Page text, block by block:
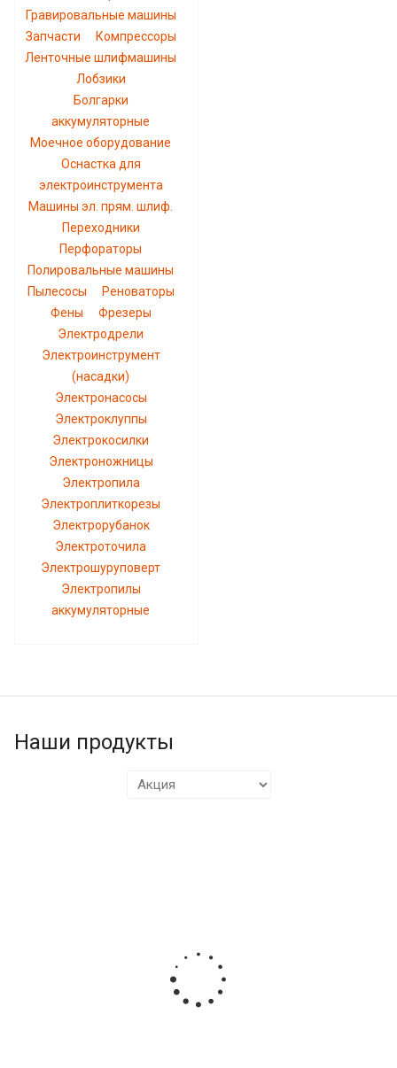
Гравировальные машины
Запчасти
Компрессоры
Ленточные шлифмашины
Лобзики
Болгарки
аккумуляторные
Моечное оборудование
Оснастка для
электроинструмента
Машины эл. прям. шлиф.
Переходники
Перфораторы
Полировальные машины
Пылесосы
Реноваторы
Фены
Фрезеры
Электродрели
Электроинструмент
(насадки)
Электронасосы
Электроклуппы
Электрокосилки
Электроножницы
Электропила
Электроплиткорезы
Электрорубанок
Электроточила
Электрошуруповерт
Электропилы
аккумуляторные
Наши продукты